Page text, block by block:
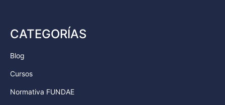
CATEGORÍAS
Blog
Cursos
Normativa FUNDAE